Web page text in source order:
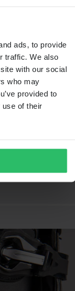
ads, to provide
traffic. We also
with our social
who may
provided to
use of their